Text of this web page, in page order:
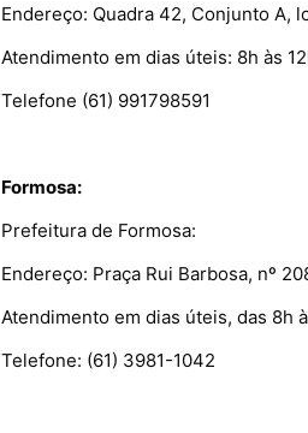
Endereço: Quadra 42, Conjunto A,
Atendimento em dias úteis: 8h às
Telefone (61) 991798591
Formosa:
Prefeitura de Formosa:
Endereço: Praça Rui Barbosa, nº
Atendimento em dias úteis, das 8h
Telefone: (61) 3981-1042